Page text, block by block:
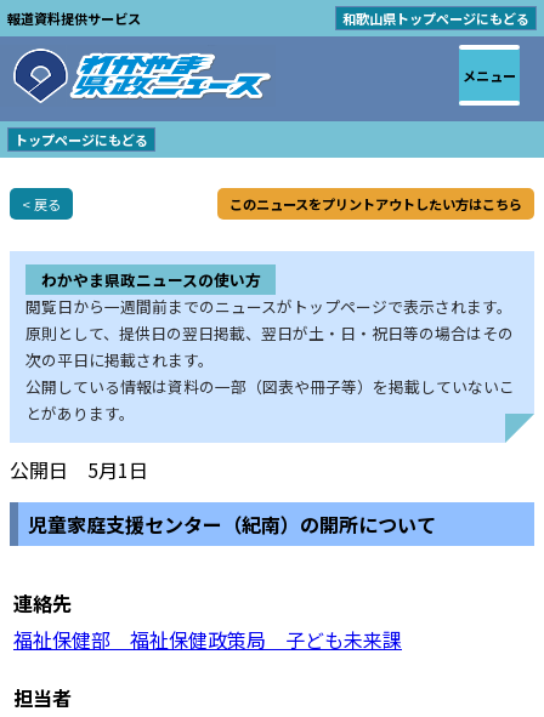
報道資料提供サービス 和歌山県トップページにもどる
トップページにもどる
< 戻る このニュースをプリントアウトしたい方はこちら
わかやま県政ニュースの使い方
閲覧日から一週間前までのニュースがトップページで表示されます。
原則として、提供日の翌日掲載、翌日が土・日・祝日等の場合はその
次の平日に掲載されます。
公開している情報は資料の一部（図表や冊子等）を掲載していないこ
とがあります。
公開日 5月1日
児童家庭支援センター（紀南）の開所について
連絡先
福祉保健部 福祉保健政策局 子ども未来課
担当者
メニュー